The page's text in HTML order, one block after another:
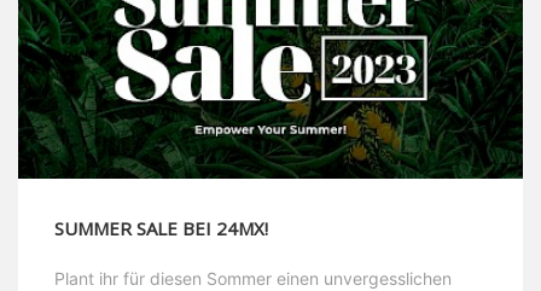
SUMMER SALE BEI 24MX!
Plant ihr für diesen Sommer einen unvergesslichen